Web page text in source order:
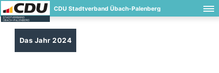
CDU Stadtverband Übach-Palenberg
Das Jahr 2024